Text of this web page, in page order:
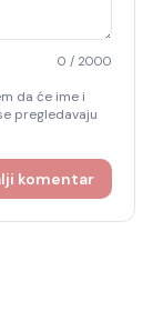
0 / 2000
da će ime i
pregledavaju
komentar